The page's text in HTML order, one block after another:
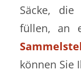
Säcke,
füllen, an
können Sie